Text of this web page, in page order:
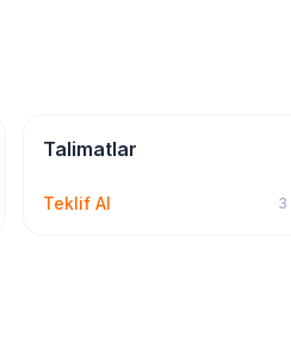
İSG & Levha
Talimatlar
Teklif Al 3